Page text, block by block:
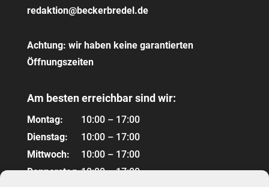
redaktion@beckerbredel.de
Achtung: wir haben keine garantierten
Öffnungszeiten
Am besten erreichbar sind wir:
Montag:
10:00 – 17:00
Dienstag:
10:00 – 17:00
Mittwoch:
10:00 – 17:00
Donnerstag:10:00 – 17:00